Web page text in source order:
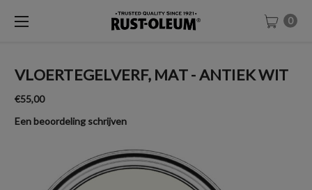
0
VLOERTEGELVERF, MAT - ANTIEK WIT
€55,00
Een beoordeling schrijven